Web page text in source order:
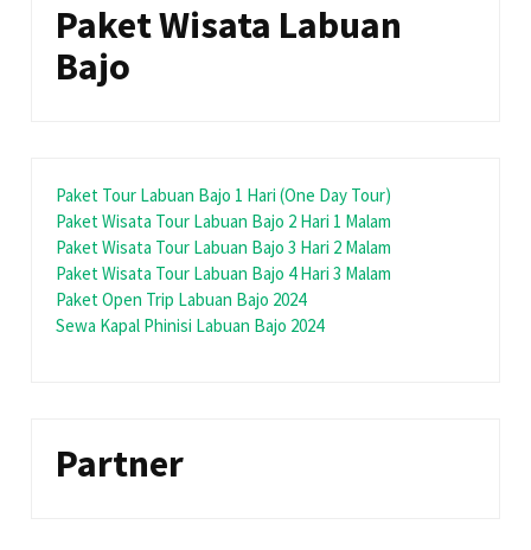
Paket Wisata Labuan
Bajo
Paket Tour Labuan Bajo 1 Hari (One Day Tour)
Paket Wisata Tour Labuan Bajo 2 Hari 1 Malam
Paket Wisata Tour Labuan Bajo 3 Hari 2 Malam
Paket Wisata Tour Labuan Bajo 4 Hari 3 Malam
Paket Open Trip Labuan Bajo 2024
Sewa Kapal Phinisi Labuan Bajo 2024
Partner